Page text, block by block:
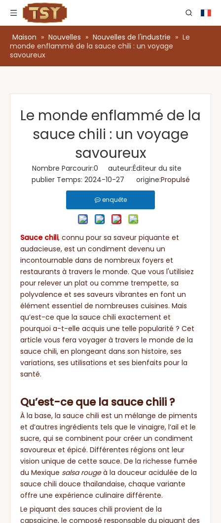
Maison » Nouvelles » Nouvelles de l'industrie » Le
monde enflammé de la sauce chili : un voyage
savoureux
Le monde enflammé de la
sauce chili : un voyage
savoureux
Nombre Parcourir:0 auteur:Éditeur du site
publier Temps: 2024-10-27 origine:Propulsé
enquête
Sauce chili, connu pour sa saveur piquante et
audacieuse, est un condiment devenu un
incontournable dans de nombreux foyers et
restaurants à travers le monde. Que vous l'utilisiez
pour relever un plat ou comme trempette, sa
polyvalence et ses saveurs vibrantes en font un
élément essentiel de nombreuses cuisines. Mais
qu’est-ce que la sauce chili exactement et
pourquoi a-t-elle acquis une telle popularité ? Cet
article vous fera voyager à travers le monde de la
sauce chili, en plongeant dans son histoire, ses
variations, ses utilisations et ses bienfaits pour la
santé.
Qu’est-ce que la sauce chili ?
À la base, la sauce chili est un mélange de piments
et d’autres ingrédients tels que le vinaigre, l’ail et le
sucre, qui se combinent pour créer un condiment
savoureux et épicé. Différentes régions ont leur
vision unique de cette sauce. De la richesse fumée
du Mexique salsa rougeà la douceur acidulée de la
sauce chili douce thaïlandaise, chaque variante
offre une expérience culinaire différente.
Le piquant des sauces chili provient de la
capsaïcine, le composé responsable du piquant des